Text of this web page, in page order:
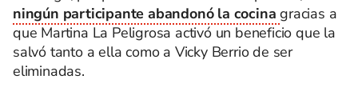
ningún participante abandonó la cocinagracias a
que Martina La Peligrosa activó un beneficio que la
salvó tanto a ella como a Vicky Berrio de ser
eliminadas.